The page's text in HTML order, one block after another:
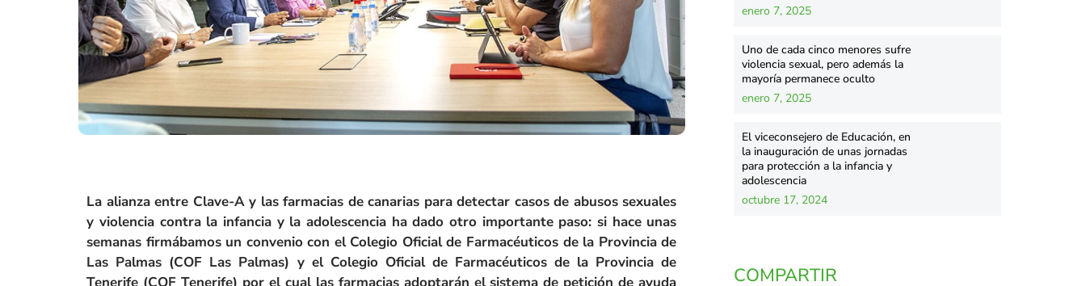
La alianza entre Clave-A y las farmacias de canarias para detectar casos de abusos sexuales
y violencia contra la infancia y la adolescencia ha dado otro importante paso: si hace unas
semanas firmábamos un convenio con el Colegio Oficial de Farmacéuticos de la Provincia de
Las Palmas (COF Las Palmas) y el Colegio Oficial de Farmacéuticos de la Provincia de
enero 7, 2025
Uno de cada cinco menores sufre
violencia sexual, pero además la
mayoría permanece oculto
enero 7, 2025
El viceconsejero de Educación, en
la inauguración de unas jornadas
para protección a la infancia y
adolescencia
octubre 17, 2024
COMPARTIR